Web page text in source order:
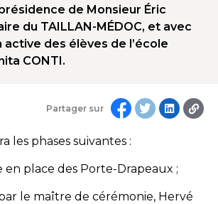
Partager sur
de Monsieur Éric
du TAILLAN-MÉDOC, et avec
des élèves de l’école
CONTI.
les phases suivantes :
en place des Porte-Drapeaux ;
par le maître de cérémonie, Hervé